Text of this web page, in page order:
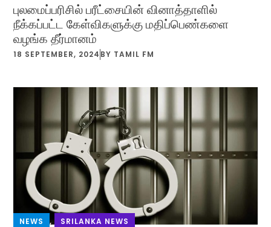
புலமைப்பரிசில் பரீட்சையின் வினாத்தாளில்
நீக்கப்பட்ட கேள்விகளுக்கு மதிப்பெண்களை
வழங்க தீர்மானம்
18 SEPTEMBER, 2024 BY TAMIL FM
NEWS , SRILANKA NEWS